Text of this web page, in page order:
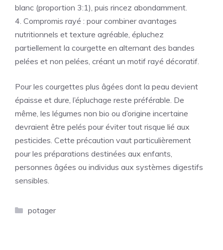
blanc (proportion 3:1), puis rincez abondamment.
4. Compromis rayé : pour combiner avantages
nutritionnels et texture agréable, épluchez
partiellement la courgette en alternant des bandes
pelées et non pelées, créant un motif rayé décoratif.
Pour les courgettes plus âgées dont la peau devient
épaisse et dure, l’épluchage reste préférable. De
même, les légumes non bio ou d’origine incertaine
devraient être pelés pour éviter tout risque lié aux
pesticides. Cette précaution vaut particulièrement
pour les préparations destinées aux enfants,
personnes âgées ou individus aux systèmes digestifs
sensibles.
Catégories
potager